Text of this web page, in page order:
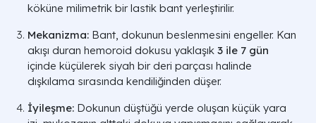
köküne milimetrik bir lastik bant yerleştirilir.
Mekanizma: Bant, dokunun beslenmesini engeller. Kan
akışı duran hemoroid dokusu yaklaşık 3 ile 7 gün
içinde küçülerek siyah bir deri parçası halinde
dışkılama sırasında kendiliğinden düşer.
İyileşme: Dokunun düştüğü yerde oluşan küçük yara